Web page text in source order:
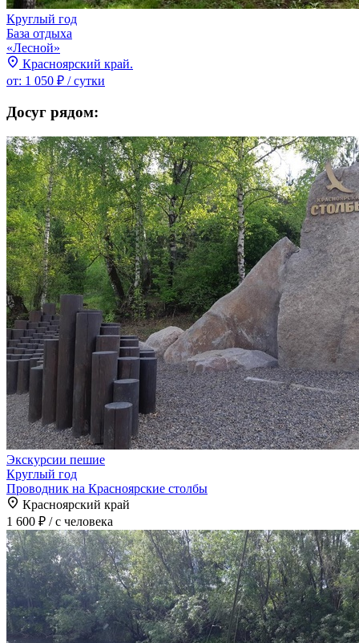
Круглый год
База отдыха
«Лесной»
Красноярский край.
от: 1 050 ₽ / сутки
Досуг рядом:
Экскурсии пешие
Круглый год
Проводник на Красноярские столбы
Красноярский край
1 600 ₽ / с человека